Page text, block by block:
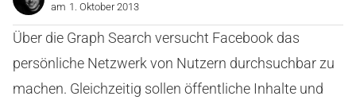
am 1. Oktober 2013
Über die Graph Search versucht Facebook das
persönliche Netzwerk von Nutzern durchsuchbar zu
machen. Gleichzeitig sollen öffentliche Inhalte und